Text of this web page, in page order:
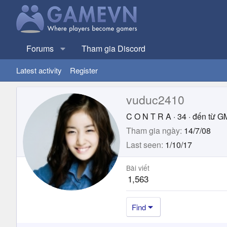
Forums Tham gia Discord
Latest activity Register
vuduc2410
C O N T R A · 34 · đến từ
Tham gia ngày 14/7/08
Last seen 1/10/17
Bài viết
1,563
Find